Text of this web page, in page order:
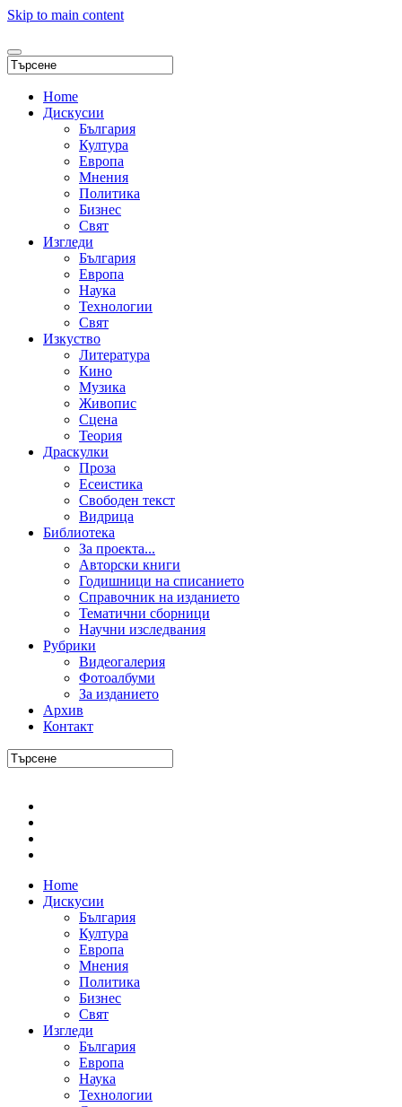
Skip to main content
Home
Дискусии
България
Култура
Европа
Мнения
Политика
Бизнес
Свят
Изгледи
България
Европа
Наука
Технологии
Свят
Изкуство
Литература
Кино
Музика
Живопис
Сцена
Теория
Драскулки
Проза
Есеистика
Свободен текст
Видрица
Библиотека
За проекта...
Авторски книги
Годишници на списанието
Справочник на изданието
Тематични сборници
Научни изследвания
Рубрики
Видеогалерия
Фотоалбуми
За изданието
Архив
Контакт
Home
Дискусии
България
Култура
Европа
Мнения
Политика
Бизнес
Свят
Изгледи
България
Европа
Наука
Технологии